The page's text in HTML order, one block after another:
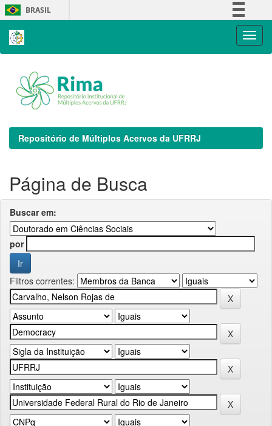
Skip
navigation
BRASIL
Repositório de Múltiplos Acervos da UFRRJ
Página de Busca
Buscar em:
por
Filtros correntes: